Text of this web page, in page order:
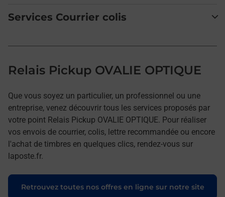
Services Courrier colis
Relais Pickup OVALIE OPTIQUE
Que vous soyez un particulier, un professionnel ou une
entreprise, venez découvrir tous les services proposés par
votre point Relais Pickup OVALIE OPTIQUE. Pour réaliser
vos envois de courrier, colis, lettre recommandée ou encore
l'achat de timbres en quelques clics, rendez-vous sur
laposte.fr.
Retrouvez toutes nos offres en ligne sur notre site